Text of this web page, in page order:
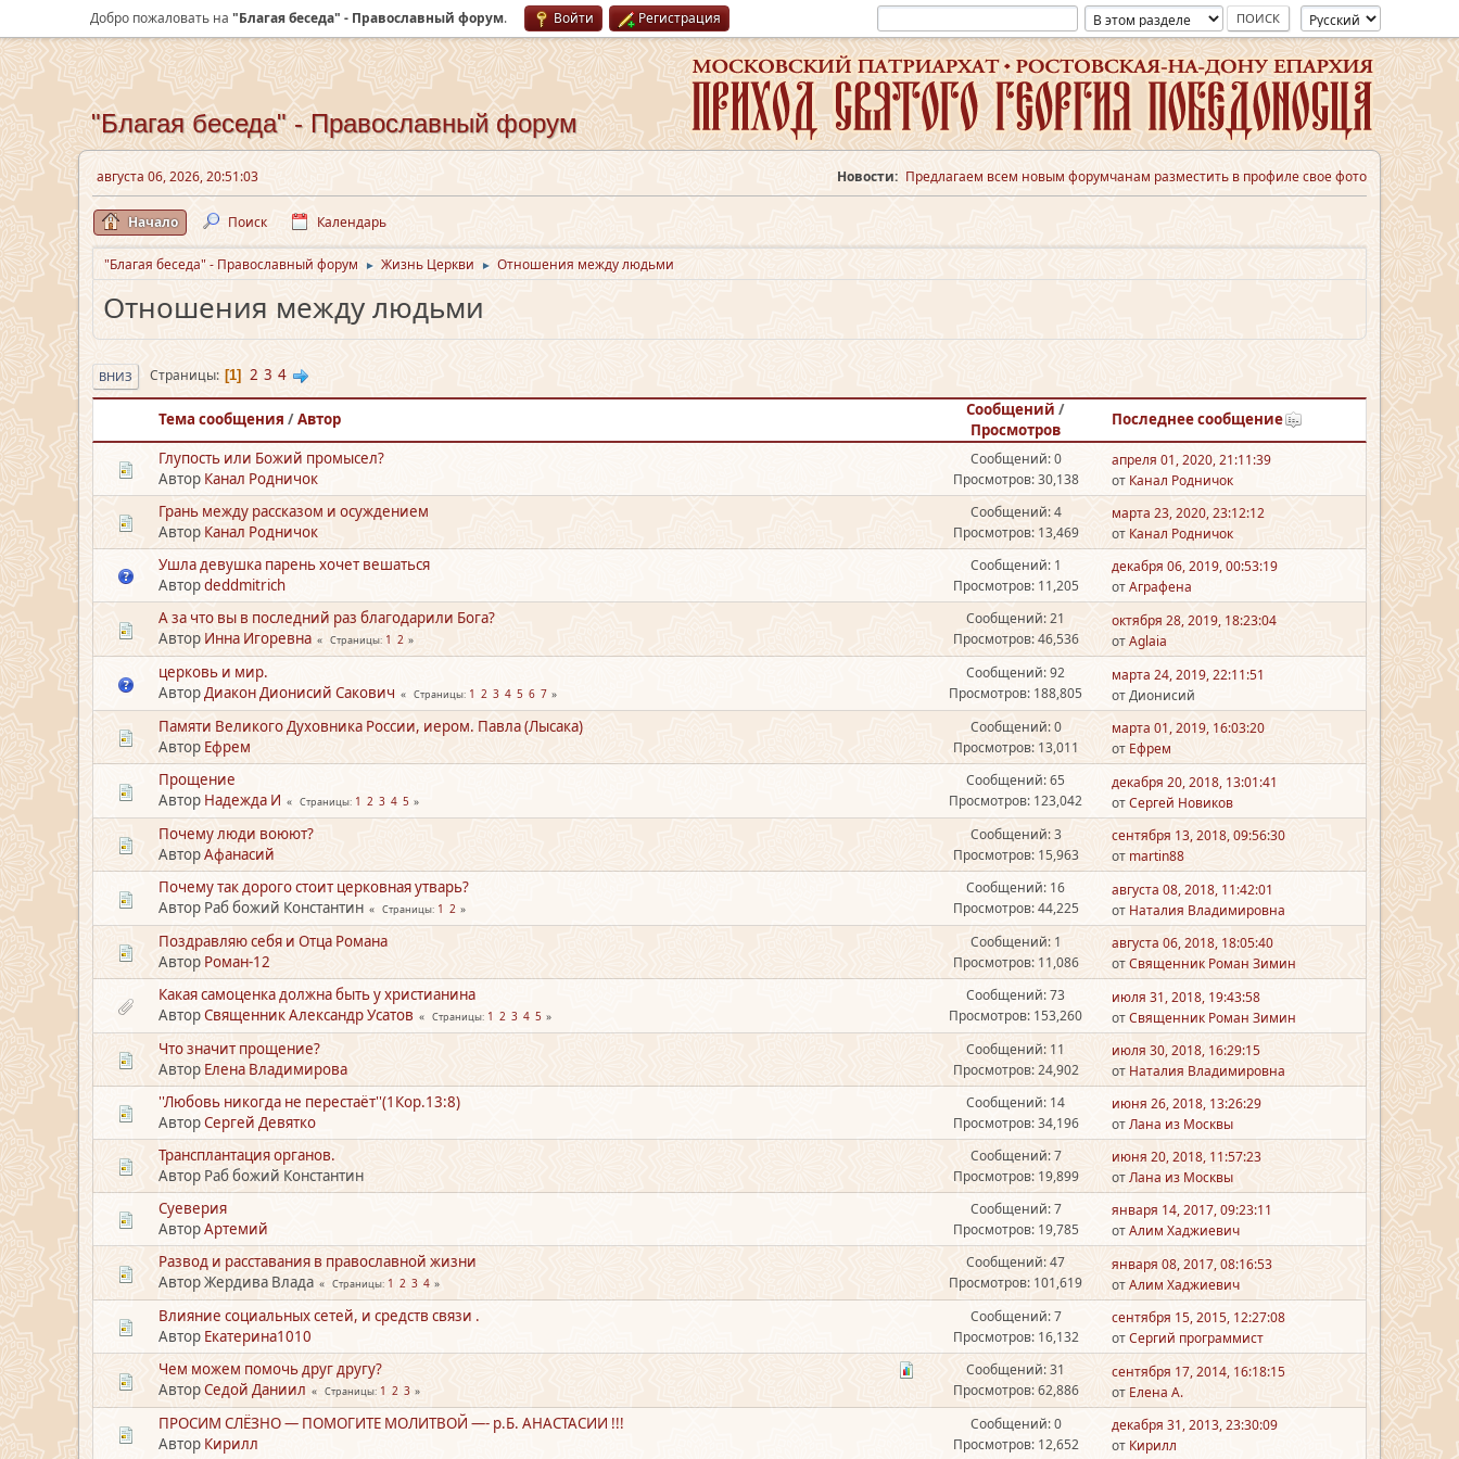
Добро пожаловать на "Благая беседа" - Православный форум. Войти Регистрация
"Благая беседа" - Православный форум
августа 06, 2026, 20:51:03 Новости: Предлагаем всем новым форумчанам разместить в профиле свое фото
Начало Поиск Календарь
"Благая беседа" - Православный форум ► Жизнь Церкви ► Отношения между людьми
Отношения между людьми
ВНИЗ Страницы 1 2 3 4
Тема сообщения /Автор
Сообщений /
Просмотров
Последнее сообщение
Глупость или Божий промысел?
Автор Канал Родничок
Сообщений: 0
Просмотров: 30,138
апреля 01, 2020, 21:11:39
от Канал Родничок
Грань между рассказом и осуждением
Автор Канал Родничок
Сообщений: 4
Просмотров: 13,469
марта 23, 2020, 23:12:12
от Канал Родничок
Ушла девушка парень хочет вешаться
Авторdeddmitrich
Сообщений: 1
Просмотров: 11,205
декабря 06, 2019, 00:53:19
отАграфена
А за что вы в последний раз благодарили Бога?
Автор Инна Игоревна Страницы 1 2
Сообщений: 21
Просмотров: 46,536
октября 28, 2019, 18:23:04
отAglaia
церковь и мир.
АвторДиакон Дионисий Сакович Страницы 1 2 3 4 5 6 7
Сообщений: 92
Просмотров: 188,805
марта 24, 2019, 22:11:51
от Дионисий
Памяти Великого Духовника России, иером. Павла (Лысака)
Автор Ефрем
Сообщений: 0
Просмотров: 13,011
марта 01, 2019, 16:03:20
от Ефрем
Прощение
Автор Надежда И Страницы 1 2 3 4 5
Сообщений: 65
Просмотров: 123,042
декабря 20, 2018, 13:01:41
отСергей Новиков
Почему люди воюют?
АвторАфанасий
Сообщений: 3
Просмотров: 15,963
сентября 13, 2018, 09:56:30
от martin88
Почему так дорого стоит церковная утварь?
Автор Раб божий Константин
Страницы 1 2
Сообщений: 16
Просмотров: 44,225
августа 08, 2018, 11:42:01
от Наталия Владимировна
Поздравляю себя и Отца Романа
Автор Роман-12
Сообщений: 1
Просмотров: 11,086
августа 06, 2018, 18:05:40
отСвященник Роман Зимин
Какая самоценка должна быть у христианина
АвторСвященник Александр Усатов Страницы 1 2 3 4 5
Сообщений: 73
Просмотров: 153,260
июля 31, 2018, 19:43:58
отСвященник Роман Зимин
Что значит прощение?
Автор Елена Владимирова
Сообщений: 11
Просмотров: 24,902
июля 30, 2018, 16:29:15
от Наталия Владимировна
''Любовь никогда не перестаёт''(1Кор.13:8)
АвторСергей Девятко
Сообщений: 14
Просмотров: 34,196
июня 26, 2018, 13:26:29
отЛана из Москвы
Трансплантация органов.
Автор Раб божий Константин
Сообщений: 7
Просмотров: 19,899
июня 20, 2018, 11:57:23
отЛана из Москвы
Суеверия
АвторАртемий
Сообщений: 7
Просмотров: 19,785
января 14, 2017, 09:23:11
отАлим Хаджиевич
Развод и расставания в православной жизни
Автор Жердива Влада
Страницы 1 2 3 4
Сообщений: 47
Просмотров: 101,619
января 08, 2017, 08:16:53
отАлим Хаджиевич
Влияние социальных сетей, и средств связи .
Автор Екатерина1010
Сообщений: 7
Просмотров: 16,132
сентября 15, 2015, 12:27:08
отСергий программист
Чем можем помочь друг другу?
АвторСедой Даниил Страницы 1 2 3
Сообщений: 31
Просмотров: 62,886
сентября 17, 2014, 16:18:15
от Елена А.
ПРОСИМ СЛЁЗНО — ПОМОГИТЕ МОЛИТВОЙ —- р.Б. АНАСТАСИИ !!!
Автор Кирилл
Сообщений: 0
Просмотров: 12,652
декабря 31, 2013, 23:30:09
от Кирилл